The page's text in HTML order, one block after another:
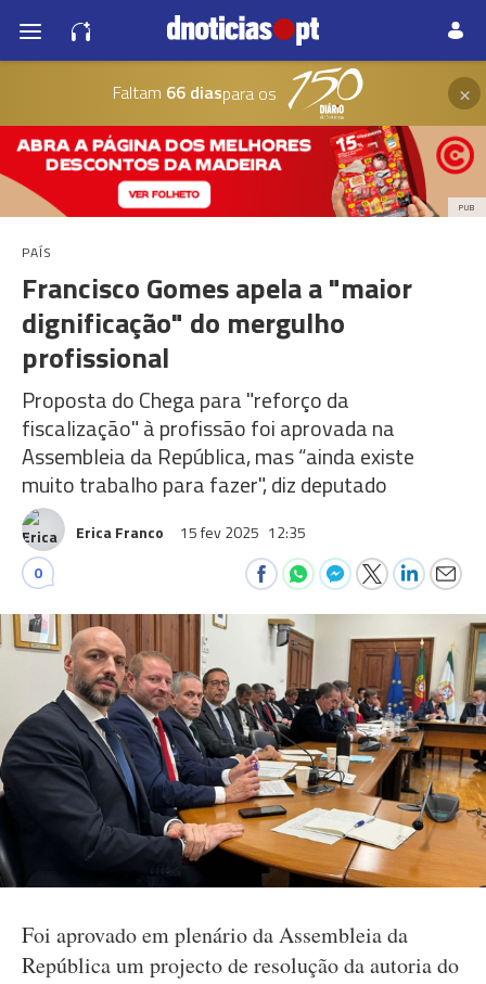
Faltam 66 diaspara os ×
PUB
PAÍS
Francisco Gomes apela a "maior
dignificação" do mergulho
profissional
Proposta do Chega para "reforço da
fiscalização" à profissão foi aprovada na
Assembleia da República, mas “ainda existe
muito trabalho para fazer", diz deputado
Erica Franco 15 fev 2025 12:35
0
Foi aprovado em plenário da Assembleia da
República um projecto de resolução da autoria do